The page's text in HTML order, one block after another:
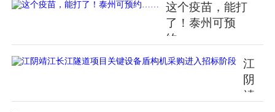
这个疫苗，能打
了！泰州可预
约……
江
阴
靖